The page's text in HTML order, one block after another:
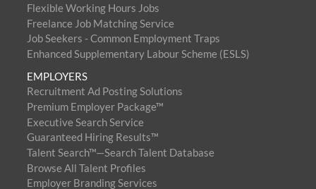
Flexible Working Hours Jobs
Freelance Job Matching Service
Job Seekers - Common Employment Traps
Enhanced Supplementary Labour Scheme (ESLS)
EMPLOYERS
Recruitment Ad Posting Solutions
Premium Employer Package™
Executive Search Service
Guaranteed Hiring Results™
Talent Search™—Search Talent Database
Browse All Talent Profiles
Employer Branding Services